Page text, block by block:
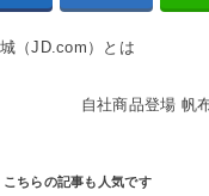
（JD.com）とは
自社商品登場 帆